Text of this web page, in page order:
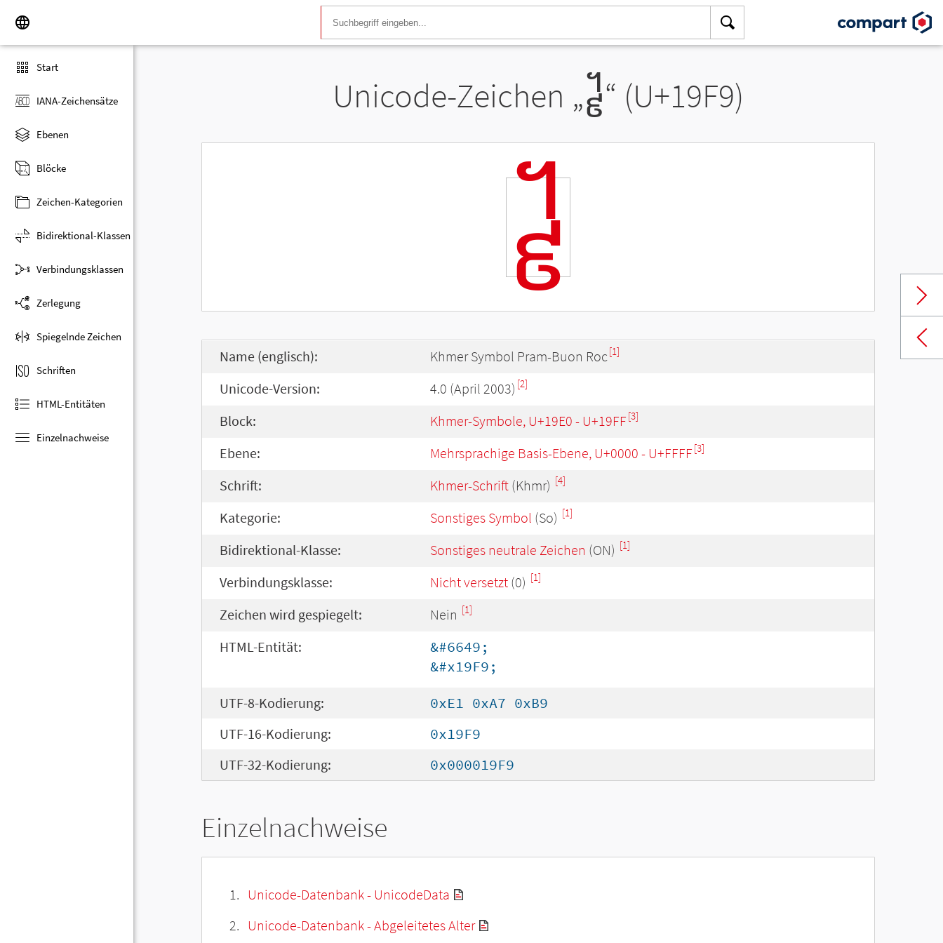
Start
IANA-Zeichensätze
Ebenen
Blöcke
Zeichen-Kategorien
Bidirektional-Klassen
Verbindungsklassen
Zerlegung
Spiegelnde Zeichen
Schriften
HTML-Entitäten
Einzelnachweise
Unicode-Zeichen „᧹“ (U+19F9)
᧹
Name (englisch): Khmer Symbol Pram-Buon Roc[1]
Unicode-Version: 4.0 (April 2003) [2]
Block: Khmer-Symbole, U+19E0 - U+19FF[3]
Ebene: Mehrsprachige Basis-Ebene, U+0000 - U+FFFF[3]
Schrift: Khmer-Schrift (Khmr) [4]
Kategorie: Sonstiges Symbol (So) [1]
Bidirektional-Klasse: Sonstiges neutrale Zeichen (ON) [1]
Verbindungsklasse: Nicht versetzt (0) [1]
Zeichen wird gespiegelt: Nein [1]
HTML-Entität:
&#6649;
&#x19F9;
UTF-8-Kodierung:
0xE1 0xA7 0xB9
UTF-16-Kodierung:
0x19F9
UTF-32-Kodierung:
0x000019F9
Einzelnachweise
Unicode-Datenbank - UnicodeData
Unicode-Datenbank - Abgeleitetes Alter